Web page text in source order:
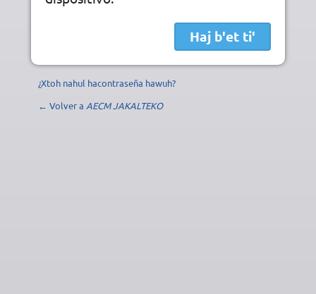
¿Xtoh nahul hacontraseña hawuh?
← Volver a AECM JAKALTEKO